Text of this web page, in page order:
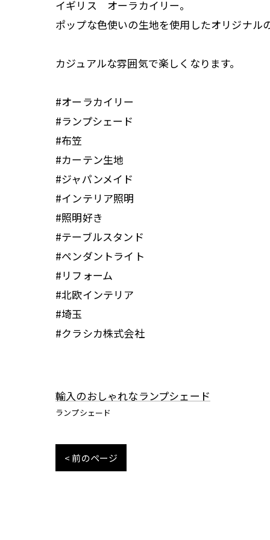
イギリス オーラカイリー。
ポップな色使いの生地を使用したオリジナル
カジュアルな雰囲気で楽しくなります。
#オーラカイリー
#ランプシェード
#布笠
#カーテン生地
#ジャパンメイド
#インテリア照明
#照明好き
#テーブルスタンド
#ペンダントライト
#リフォーム
#北欧インテリア
#埼玉
#クラシカ株式会社
輸入のおしゃれなランプシェード
ランプシェード
< 前のページ